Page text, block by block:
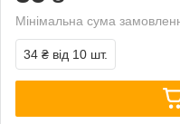
Мінімальна сума
34 ₴ від 10 шт.